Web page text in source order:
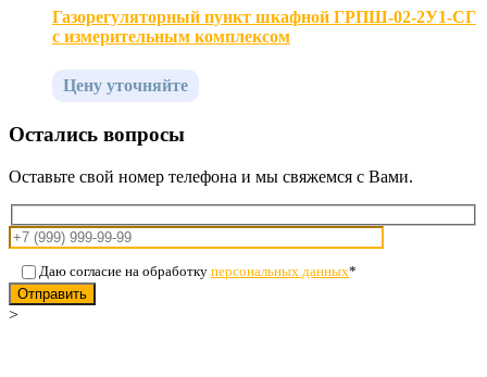
Газорегуляторный пункт шкафной ГРПШ-02-2У1-СГ
с измерительным комплексом
Цену уточняйте
Остались вопросы
Оставьте свой номер телефона и мы свяжемся с Вами.
Даю согласие на обработку персональных данных*
Отправить
>